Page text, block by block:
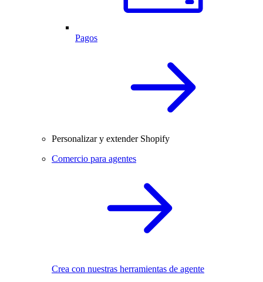
Pagos
Personalizar y extender Shopify
Comercio para agentes
Crea con nuestras herramientas de agente